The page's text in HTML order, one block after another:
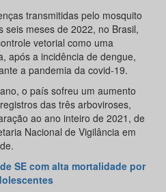
transmitidas pelo mosquito
seis meses de 2022, no Brasil,
vetorial como uma
após a incidência de dengue,
a pandemia da covid-19.
o país sofreu um aumento
das três arboviroses,
ao ano inteiro de 2021, de
Nacional de Vigilância em
SE com alta mortalidade por